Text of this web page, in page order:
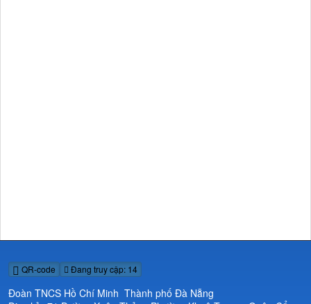
QR-code Đang truy cập: 14
Đoàn TNCS Hồ Chí Minh Thành phố Đà Nẵng